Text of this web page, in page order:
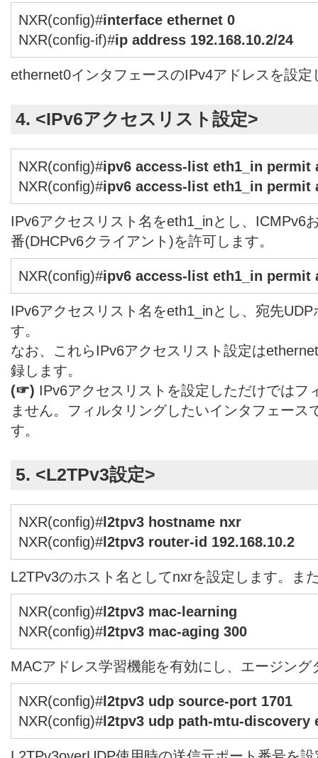
NXR(config)#interface ethernet 0
NXR(config-if)#ip address 192.168.10.2/24
ethernet0インタフェースのIPv4アドレスを設定
4. <IPv6アクセスリスト設定>
NXR(config)#ipv6 access-list eth1_in permit
NXR(config)#ipv6 access-list eth1_in permit
IPv6アクセスリスト名をeth1_inとし、ICMPv6
番(DHCPv6クライアント)を許可します。
NXR(config)#ipv6 access-list eth1_in permit
IPv6アクセスリスト名をeth1_inとし、宛先
す。
なお、これらIPv6アクセスリスト設定は
録します。
(☞) IPv6アクセスリストを設定しただけではフ
ません。フィルタリングしたいインタフェース
す。
5. <L2TPv3設定>
NXR(config)#l2tpv3 hostname nxr
NXR(config)#l2tpv3 router-id 192.168.10.2
L2TPv3のホスト名としてnxrを設定します。ま
NXR(config)#l2tpv3 mac-learning
NXR(config)#l2tpv3 mac-aging 300
MACアドレス学習機能を有効にし、エージン
NXR(config)#l2tpv3 udp source-port 1701
NXR(config)#l2tpv3 udp path-mtu-discovery